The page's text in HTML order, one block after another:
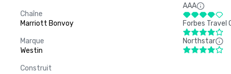
Chaîne
Marriott Bonvoy
Marque
Westin
Construit
AAA
Forbes Travel
Northstar